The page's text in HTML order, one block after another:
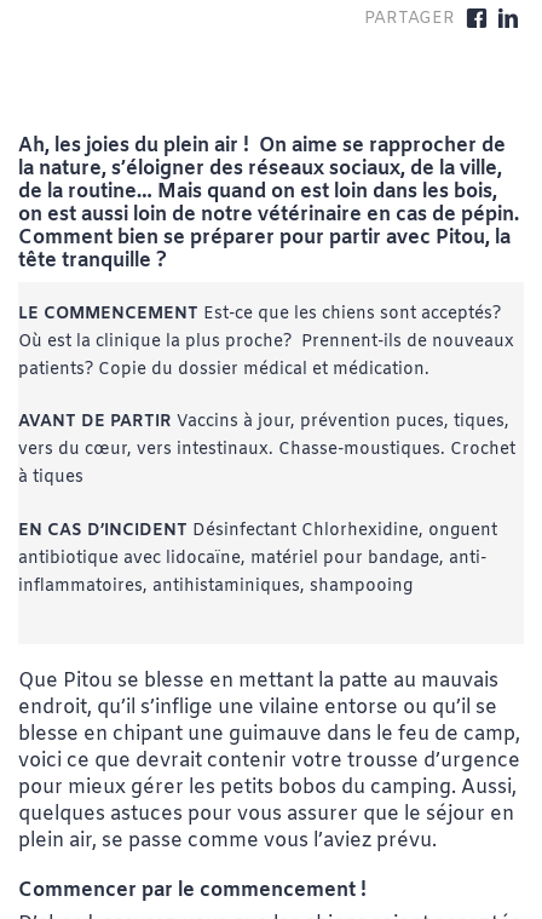
Ah, les joies du plein air ! On aime se rapprocher de
la nature, s’éloigner des réseaux sociaux, de la ville,
de la routine… Mais quand on est loin dans les bois,
on est aussi loin de notre vétérinaire en cas de pépin.
Comment bien se préparer pour partir avec Pitou, la
tête tranquille ?
LE COMMENCEMENT Est-ce que les chiens sont acceptés?
Où est la clinique la plus proche? Prennent-ils de nouveaux
patients? Copie du dossier médical et médication.
AVANT DE PARTIR Vaccins à jour, prévention puces, tiques,
vers du cœur, vers intestinaux. Chasse-moustiques. Crochet
à tiques
EN CAS D’INCIDENT Désinfectant Chlorhexidine, onguent
antibiotique avec lidocaïne, matériel pour bandage, anti-
inflammatoires, antihistaminiques, shampooing
Que Pitou se blesse en mettant la patte au mauvais
endroit, qu’il s’inflige une vilaine entorse ou qu’il se
blesse en chipant une guimauve dans le feu de camp,
voici ce que devrait contenir votre trousse d’urgence
pour mieux gérer les petits bobos du camping. Aussi,
quelques astuces pour vous assurer que le séjour en
plein air, se passe comme vous l’aviez prévu.
Commencer par le commencement !